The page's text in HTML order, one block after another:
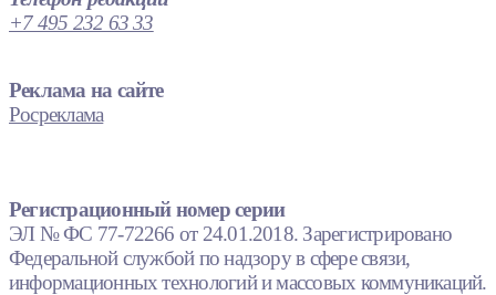
+7 495 232 63 33
Реклама на сайте
Росреклама
Регистрационный номер серии
ЭЛ № ФС 77-72266 от 24.01.2018. Зарегистрировано
Федеральной службой по надзору в сфере связи,
информационных технологий и массовых коммуникаций.